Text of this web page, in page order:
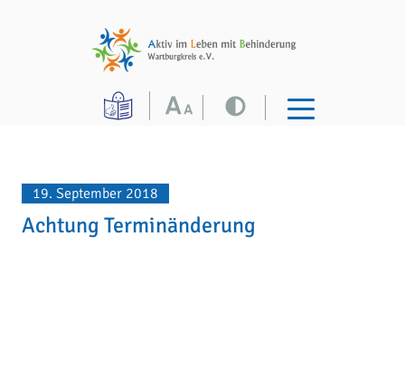
19. September 2018
Achtung Terminänderung